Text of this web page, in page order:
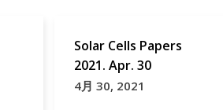
Solar Cells Papers
2021. Apr. 30
4月 30, 2021